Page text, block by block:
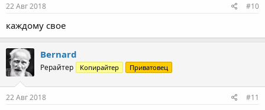
22 Авг 2018 #10
каждому свое
Bernard
Рерайтер Копирайтер Приватовец
22 Авг 2018 #11